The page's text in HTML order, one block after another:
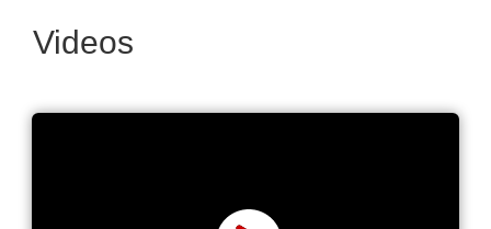
Videos